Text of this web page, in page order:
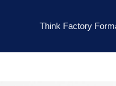
Think Factory